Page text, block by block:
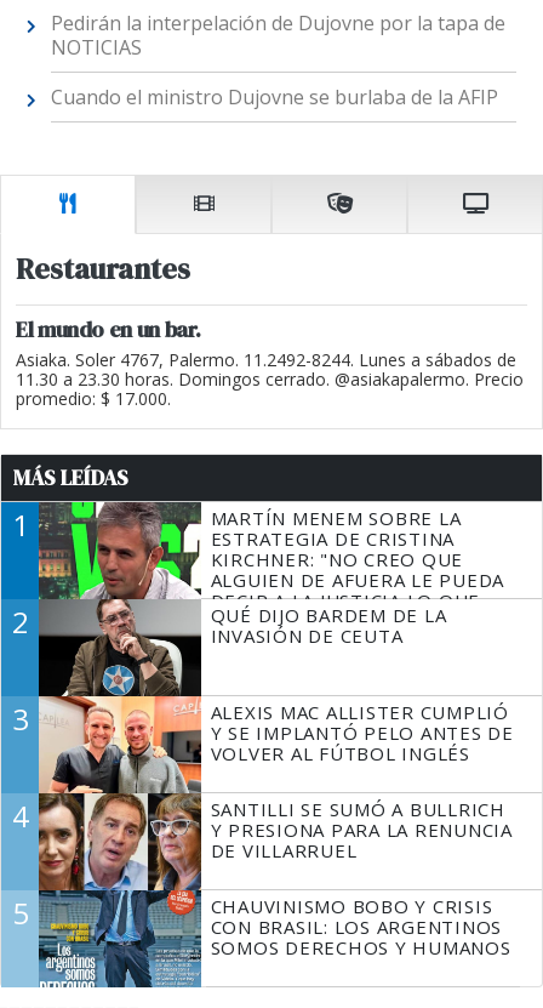
Pedirán la interpelación de Dujovne por la tapa de
NOTICIAS
Cuando el ministro Dujovne se burlaba de la AFIP
Restaurantes
El mundo en un bar.
Asiaka. Soler 4767, Palermo. 11.2492-8244. Lunes a sábados de
11.30 a 23.30 horas. Domingos cerrado. @asiakapalermo. Precio
promedio: $ 17.000.
MÁS LEÍDAS
1
MARTÍN MENEM SOBRE LA
ESTRATEGIA DE CRISTINA
KIRCHNER: "NO CREO QUE
ALGUIEN DE AFUERA LE PUEDA
DECIR A LA JUSTICIA LO QUE
TIENE QUE HACER"
2
QUÉ DIJO BARDEM DE LA
INVASIÓN DE CEUTA
3
ALEXIS MAC ALLISTER CUMPLIÓ
Y SE IMPLANTÓ PELO ANTES DE
VOLVER AL FÚTBOL INGLÉS
4
SANTILLI SE SUMÓ A BULLRICH
Y PRESIONA PARA LA RENUNCIA
DE VILLARRUEL
5
CHAUVINISMO BOBO Y CRISIS
CON BRASIL: LOS ARGENTINOS
SOMOS DERECHOS Y HUMANOS